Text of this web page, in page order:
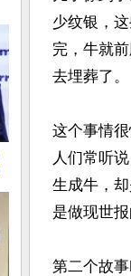
少纹银，
完，牛就
去埋葬了。
这个事情
人们常听
生成牛，
是做现世报
第二个故